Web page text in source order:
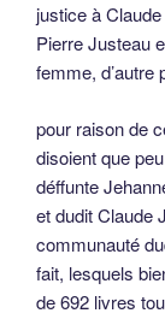
justice à
Pierre Justeau
femme, d’autre
pour raison de
disoient que
déffunte
et dudit Claude
communauté
fait, lesquels
de 692 livres